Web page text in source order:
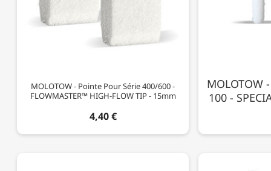
MOLOTOW - Pointe Pour Série 400/600 -
FLOWMASTER™ HIGH-FLOW TIP - 15mm
4,40 €
MOLOTOW
100 -